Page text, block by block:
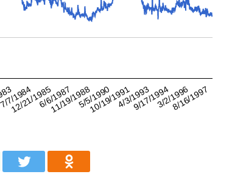
7/1984
12/21/19856/6/1987
11/19/19885/5/1990
10/19/19914/3/1993
9/17/19943/2/1996
8/16/1997